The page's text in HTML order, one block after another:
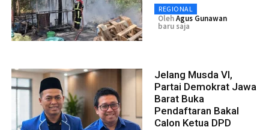
REGIONAL
OlehAgus Gunawan
baru saja
Jelang Musda VI,
Partai Demokrat Jawa
Barat Buka
Pendaftaran Bakal
Calon Ketua DPD